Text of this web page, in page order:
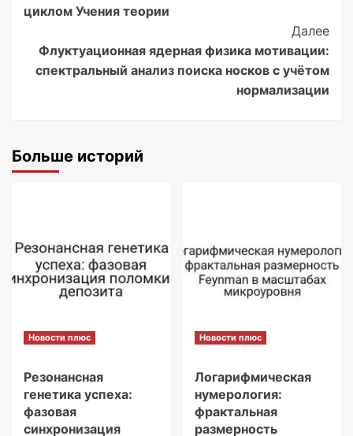
циклом Учения теории
Далее
Флуктуационная ядерная физика мотивации:
спектральный анализ поиска носков с учётом
нормализации
Больше историй
Новости плюс
Резонансная
генетика успеха:
фазовая
синхронизация
Новости плюс
Логарифмическая
нумерология:
фрактальная
размерность